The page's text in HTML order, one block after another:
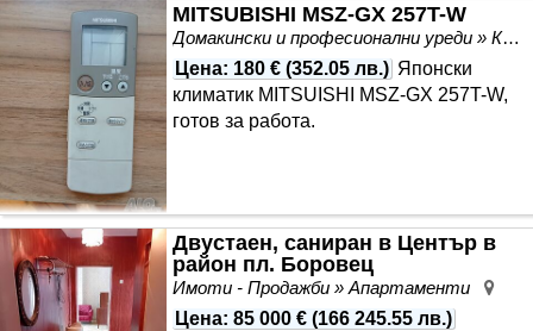
MITSUBISHI MSZ-GX 257T-W
Домакински и професионални уреди » Климатици
Цена: 180 € (352.05 лв.) Японски
климатик MITSUISHI MSZ-GX 257T-W,
готов за работа.
Двустаен, саниран в Център в
район пл. Боровец
Имоти - Продажби » Апартаменти
Цена: 85 000 € (166 245.55 лв.)